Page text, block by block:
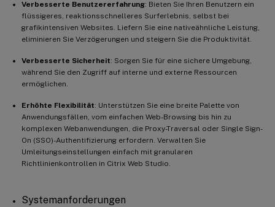
Verbesserte Benutzererfahrung: Bieten Sie Ihren Benutzern ein
flüssigeres, reaktionsschnelleres Surferlebnis, selbst bei
grafikintensiven Websites. Liefern Sie eine nativeähnliche Leistung,
eliminieren Sie Verzögerungen und steigern Sie die Produktivität.
Verbesserte Sicherheit: Sorgen Sie für eine sichere Umgebung,
während Sie den Zugriff auf interne und externe Ressourcen
ermöglichen.
Erhöhte Flexibilität: Unterstützen Sie eine breite Palette von
Anwendungsfällen, vom einfachen Web-Browsing bis hin zu
komplexen Webanwendungen, die Proxy-Traversal oder Single Sign-
On (SSO)-Authentifizierung erfordern. Verwalten Sie
Umleitungseinstellungen einfach mit granularen
Richtlinienkontrollen in Citrix Web Studio.
Systemanforderungen